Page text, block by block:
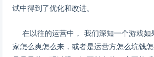
试中得到了优化和改进。
在以往的运营中， 我们深知一个游戏如
家怎么爽怎么来，或者是运营方怎么坑钱